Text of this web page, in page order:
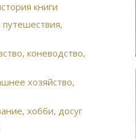
книги
путешествия,
коневодство,
хозяйство,
хобби, досуг